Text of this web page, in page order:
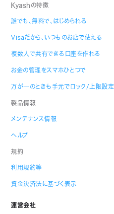
Kyashの特徴
誰でも、無料で、はじめられる
Visaだから、いつものお店で使える
複数人で共有できる口座を作れる
お金の管理をスマホひとつで
万が一のときも手元でロック/上限設定
製品情報
メンテナンス情報
ヘルプ
規約
利用規約等
資金決済法に基づく表示
運営会社